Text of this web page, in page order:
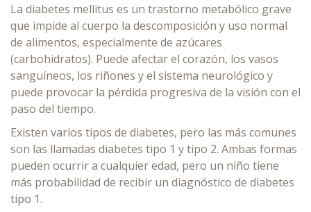
La diabetes mellitus es un trastorno metabólico grave
que impide al cuerpo la descomposición y uso normal
de alimentos, especialmente de azúcares
(carbohidratos). Puede afectar el corazón, los vasos
sanguíneos, los riñones y el sistema neurológico y
puede provocar la pérdida progresiva de la visión con el
paso del tiempo.
Existen varios tipos de diabetes, pero las más comunes
son las llamadas diabetes tipo 1 y tipo 2. Ambas formas
pueden ocurrir a cualquier edad, pero un niño tiene
más probabilidad de recibir un diagnóstico de diabetes
tipo 1.